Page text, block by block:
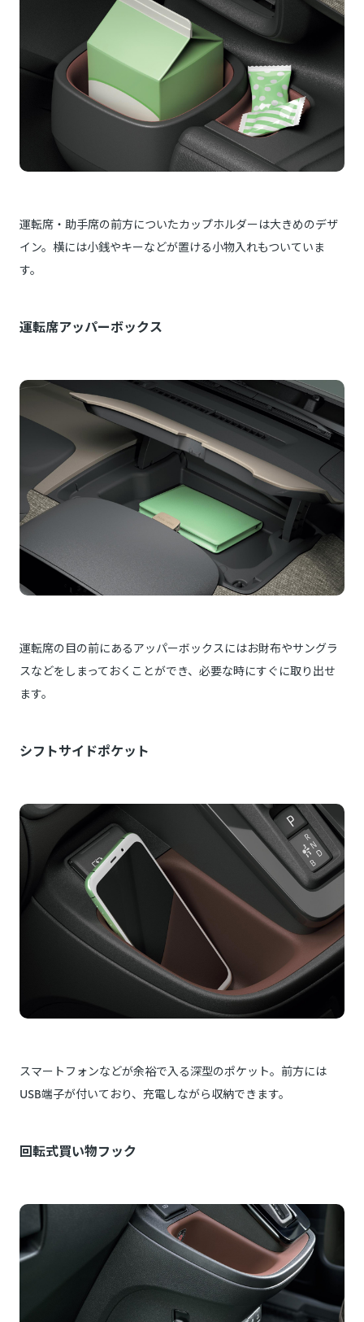
運転席・助手席の前方についたカップホルダーは大きめのデザ
イン。横には小銭やキーなどが置ける小物入れもついていま
す。
運転席アッパーボックス
運転席の目の前にあるアッパーボックスにはお財布やサングラ
スなどをしまっておくことができ、必要な時にすぐに取り出せ
ます。
シフトサイドポケット
スマートフォンなどが余裕で入る深型のポケット。前方には
USB端子が付いており、充電しながら収納できます。
回転式買い物フック